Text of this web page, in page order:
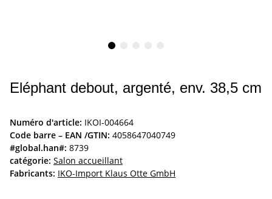
Eléphant debout, argenté, env. 38,5 cm
Numéro d'article: IKOI-004664
Code barre – EAN /GTIN: 4058647040749
#global.han#: 8739
catégorie: Salon accueillant
Fabricants: IKO-Import Klaus Otte GmbH